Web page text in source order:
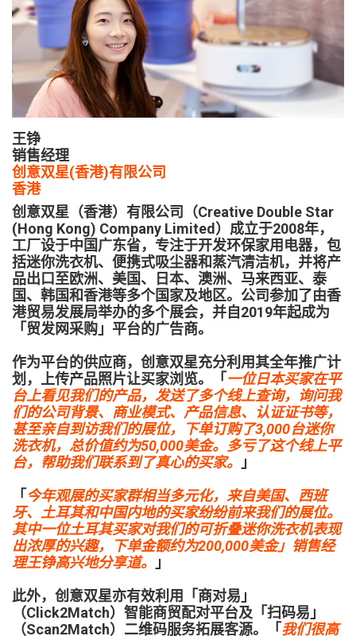
王铮
销售经理
创意双星(香港)有限公司
香港
创意双星（香港）有限公司（Creative Double Star
(Hong Kong) Company Limited）成立于2008年，
工厂设于中国广东省，专注于开发环保家用电器，包
括迷你洗衣机、便携式吸尘器和蒸汽清洁机，并将产
品出口至欧洲、美国、日本、澳洲、马来西亚、泰
国、韩国和香港等多个国家及地区。公司参加了由香
港贸易发展局举办的多个展会，并自2019年起成为
「贸发网采购」平台的广告商。
作为平台的供应商，创意双星充分利用其全年推广计
划，上传产品照片让买家浏览。「一位日本买家在平
台上看见我们的产品，发送了多个线上查询，询问我
们的公司背景、商业模式、产品信息、认证证书等，
甚至亲自到访我们的展位，下单订购了3,000台迷你
洗衣机，总价值约为50,000美金。多亏了这个线上平
台，帮助我们联系到了真心的买家。
」
「今年观展的买家群相当多元化，来自美国、西班
牙、土耳其和中国内地的买家纷纷前来我们的展位。
其中一位土耳其买家对我们的可折叠迷你洗衣机表现
出浓厚的兴趣，下单金额约为200,000美金」销售经
理王铮高兴地分享道。
」
此外，创意双星亦有效利用「商对易」
（Click2Match）智能商贸配对平台及「扫码易」
（Scan2Match）二维码服务拓展客源。「我们很高